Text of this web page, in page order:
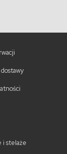
i stelaże